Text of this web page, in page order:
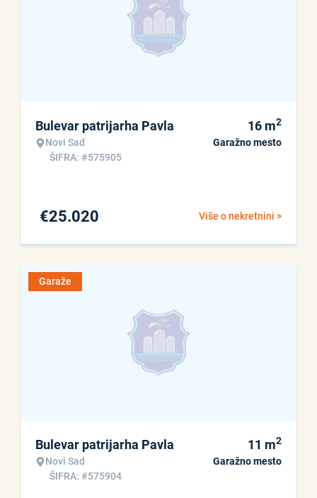
Bulevar patrijarha Pavla
Novi Sad
ŠIFRA: #575905
16 m2
Garažno mesto
Više o nekretnini >
€25.020
Garaže
Bulevar patrijarha Pavla
Novi Sad
ŠIFRA: #575904
11 m2
Garažno mesto